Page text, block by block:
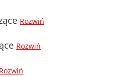
Rozwiń
Rozwiń
Rozwiń